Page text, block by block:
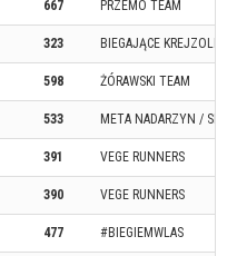
667 PRZEMO TEAM
323 BIEGAJĄCE KREJZOLE
598 ŻÓRAWSKI TEAM
533 META NADARZYN /
391 VEGE RUNNERS
390 VEGE RUNNERS
477 #BIEGIEMWLAS